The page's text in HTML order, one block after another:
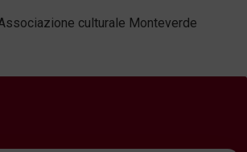
culturale Monteverde